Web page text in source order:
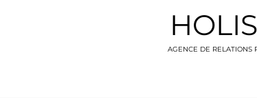
AGENCE DE RELATIONS